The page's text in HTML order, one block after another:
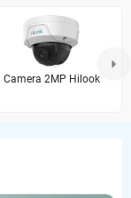
Camera 2MP Hilook